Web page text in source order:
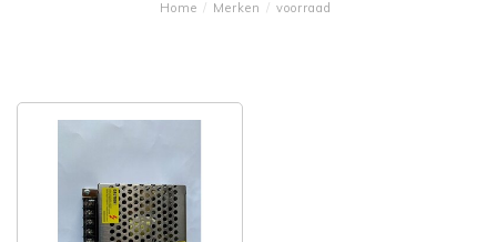
Home / Merken / voorraad